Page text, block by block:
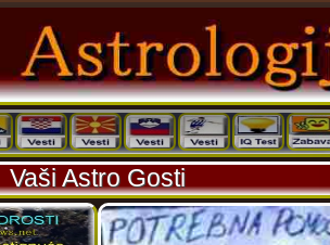
Vaši Astro Gosti